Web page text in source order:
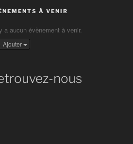
À VENIR
a aucun évènement à venir.
Ajouter
nous